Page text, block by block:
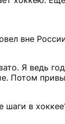
вне
Я ведь
Потом
шаги в